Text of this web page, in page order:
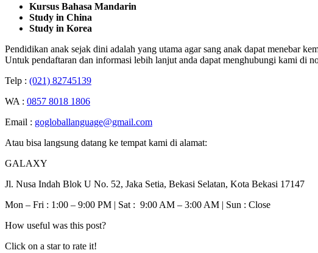
Kursus Bahasa Mandarin
Study in China
Study in Korea
Pendidikan anak sejak dini adalah yang utama agar sang anak dapat menebar
Untuk pendaftaran dan informasi lebih lanjut anda dapat menghubungi kami di
Telp : (021) 82745139
WA : 0857 8018 1806
Email : gogloballanguage@gmail.com
Atau bisa langsung datang ke tempat kami di alamat:
GALAXY
Jl. Nusa Indah Blok U No. 52, Jaka Setia, Bekasi Selatan, Kota Bekasi 17147
Mon – Fri : 1:00 – 9:00 PM | Sat : 9:00 AM – 3:00 AM | Sun : Close
How useful was this post?
Click on a star to rate it!